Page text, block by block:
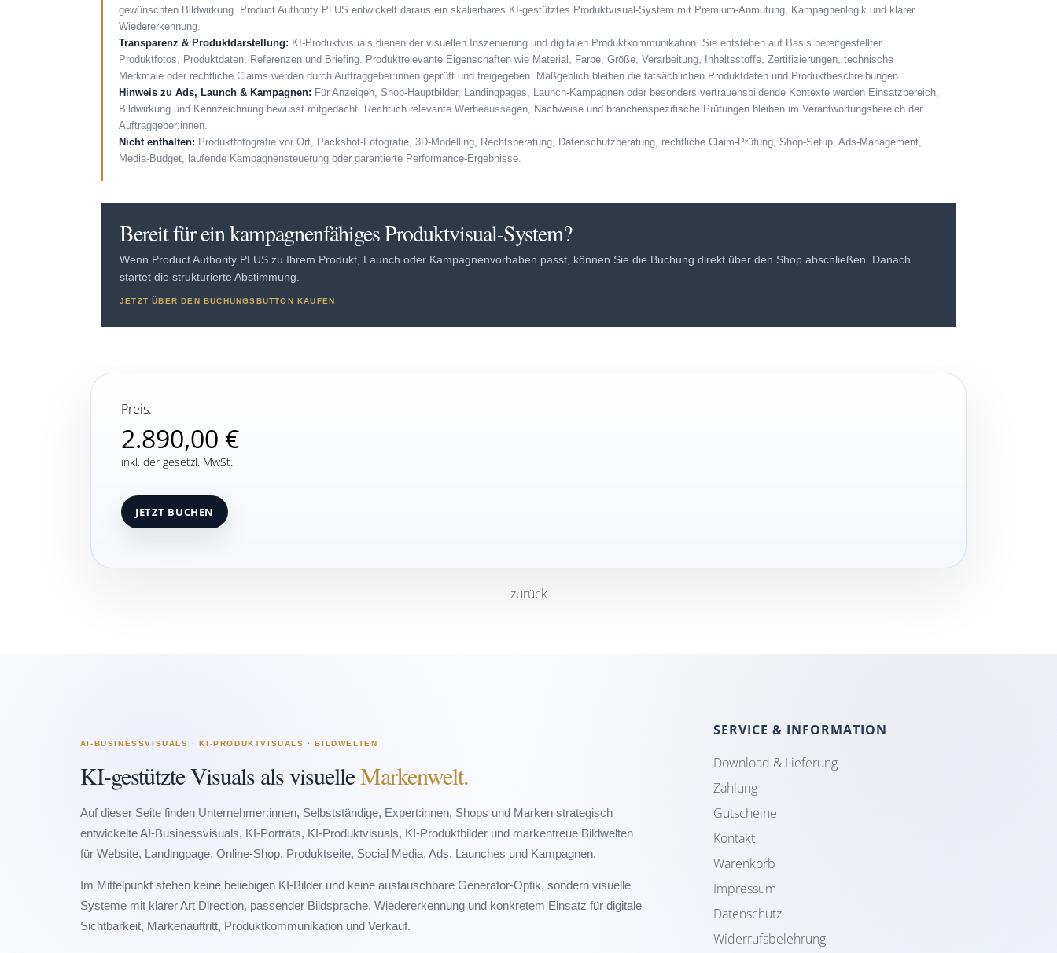
gewünschten Bildwirkung. Product Authority PLUS entwickelt daraus ein skalierbares KI-gestütztes Produktvisual-System mit Premium-Anmutung, Kampagnenlogik und klarer
Wiedererkennung.
Transparenz & Produktdarstellung: KI-Produktvisuals dienen der visuellen Inszenierung und digitalen Produktkommunikation. Sie entstehen auf Basis bereitgestellter
Produktfotos, Produktdaten, Referenzen und Briefing. Produktrelevante Eigenschaften wie Material, Farbe, Größe, Verarbeitung, Inhaltsstoffe, Zertifizierungen, technische
Merkmale oder rechtliche Claims werden durch Auftraggeber:innen geprüft und freigegeben. Maßgeblich bleiben die tatsächlichen Produktdaten und Produktbeschreibungen.
Hinweis zu Ads, Launch & Kampagnen: Für Anzeigen, Shop-Hauptbilder, Landingpages, Launch-Kampagnen oder besonders vertrauensbildende Kontexte werden Einsatzbereich,
Bildwirkung und Kennzeichnung bewusst mitgedacht. Rechtlich relevante Werbeaussagen, Nachweise und branchenspezifische Prüfungen bleiben im Verantwortungsbereich der
Auftraggeber:innen.
Nicht enthalten: Produktfotografie vor Ort, Packshot-Fotografie, 3D-Modelling, Rechtsberatung, Datenschutzberatung, rechtliche Claim-Prüfung, Shop-Setup, Ads-Management,
Media-Budget, laufende Kampagnensteuerung oder garantierte Performance-Ergebnisse.
Bereit für ein kampagnenfähiges Produktvisual-System?
Wenn Product Authority PLUS zu Ihrem Produkt, Launch oder Kampagnenvorhaben passt, können Sie die Buchung direkt über den Shop abschließen. Danach
startet die strukturierte Abstimmung.
JETZT ÜBER DEN BUCHUNGSBUTTON KAUFEN
Preis:
2.890,00 €
inkl. der gesetzl. MwSt.
zurück
AI-BUSINESSVISUALS · KI-PRODUKTVISUALS · BILDWELTEN
KI-gestützte Visuals als visuelleMarkenwelt.
Auf dieser Seite finden Unternehmer:innen, Selbstständige, Expert:innen, Shops und Marken strategisch
entwickelte AI-Businessvisuals, KI-Porträts, KI-Produktvisuals, KI-Produktbilder und markentreue Bildwelten
für Website, Landingpage, Online-Shop, Produktseite, Social Media, Ads, Launches und Kampagnen.
Im Mittelpunkt stehen keine beliebigen KI-Bilder und keine austauschbare Generator-Optik, sondern visuelle
Systeme mit klarer Art Direction, passender Bildsprache, Wiedererkennung und konkretem Einsatz für digitale
Sichtbarkeit, Markenauftritt, Produktkommunikation und Verkauf.
SERVICE & INFORMATION
Download & Lieferung
Zahlung
Gutscheine
Kontakt
Warenkorb
Impressum
Datenschutz
Widerrufsbelehrung